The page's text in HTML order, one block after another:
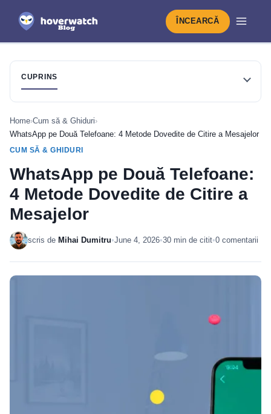
ÎNCEARCĂ
CUPRINS
Home›Cum să & Ghiduri›
WhatsApp pe Două Telefoane: 4 Metode Dovedite de Citire a Mesajelor
CUM SĂ & GHIDURI
WhatsApp pe Două Telefoane:
4 Metode Dovedite de Citire a
Mesajelor
scris de Mihai Dumitru•June 4, 2026•30 min de citit•0 comentarii